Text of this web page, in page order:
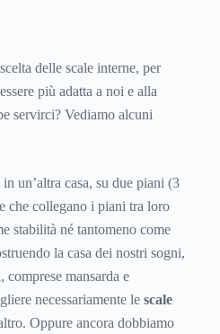
gli stili, ma soprattutto la
delle scale interne, per
più adatta a noi e alla
servirci? Vediamo alcuni
un’altra casa, su due piani (3
che collegano i piani tra loro
stabilità né tantomeno come
la casa dei nostri sogni,
mansarda e
necessariamente le scale
Oppure ancora dobbiamo